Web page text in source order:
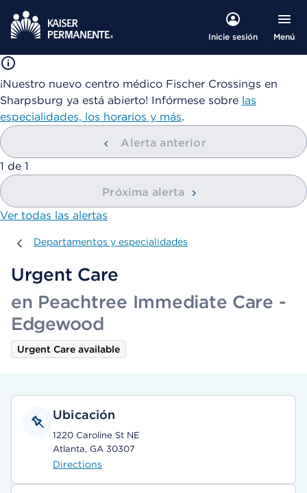
Inicie sesión Menú
¡Nuestro nuevo centro médico Fischer Crossings en
Sharpsburg ya está abierto! Infórmese sobre las
especialidades, los horarios y más.
Alerta anterior
mostrando
1 de 1
Próxima alerta
Ver todas las alertas
Departamentos y especialidades
Departamentos y especialidades
Urgent Care
en Peachtree Immediate Care -
Edgewood
Urgent Care available
Ubicación
1220 Caroline St NE
Atlanta, GA 30307
Directions